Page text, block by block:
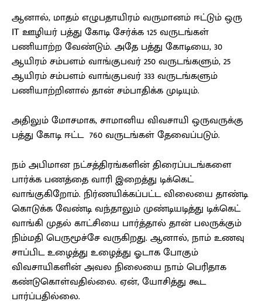
ஆனால், மாதம் எழுபதாயிரம் வருமானம் ஈட்டும் ஒரு
IT ஊழியர் பத்து கோடி சேர்க்க 125 வருடங்கள்
பணியாற்ற வேண்டும். அதே பத்து கோடியை, 30
ஆயிரம் சம்பளம் வாங்குபவர் 250 வருடங்களும், 25
ஆயிரம் சம்பளம் வாங்குபவர் 333 வருடங்களும்
பணியாற்றினால் தான் சம்பாதிக்க முடியும்.
அதிலும் மோசமாக, சாமானிய விவசாயி ஒருவருக்கு
பத்து கோடி ஈட்ட 760 வருடங்கள் தேவைப்படும்.
நம் அபிமான நட்சத்திரங்களின் திரைப்படங்களை
பார்க்க பணத்தை வாரி இறைத்து டிக்கெட்
வாங்குகிறோம். நிர்ணயிக்கப்பட்ட விலையை தாண்டி
கொடுக்க வேண்டி வந்தாலும் முண்டியடித்து டிக்கெட்
வாங்கி முதல் காட்சியை பார்த்தால் தான் பலருக்கும்
நிம்மதி பெருமூச்சே வருகிறது. ஆனால், நாம் உணவு
சாப்பிட உழைத்து உழைத்து ஓடாக போகும்
விவசாயிகளின் அவல நிலையை நாம் பெரிதாக
கண்டுகொள்வதில்லை. ஏன், யோசித்து கூட
பார்ப்பதில்லை.